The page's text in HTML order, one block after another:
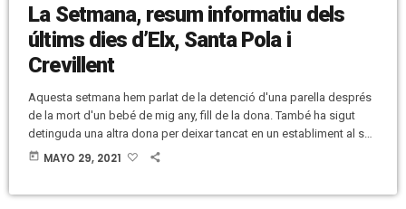
La Setmana, resum informatiu dels
últims dies d’Elx, Santa Pola i
Crevillent
Aquesta setmana hem parlat de la detenció d'una parella després
de la mort d'un bebé de mig any, fill de la dona. També ha sigut
detinguda una altra dona per deixar tancat en un establiment al seu
fill de 3 anys. Hem parlat del coronavirus, de la rescissió del
today MAYO 29, 2021